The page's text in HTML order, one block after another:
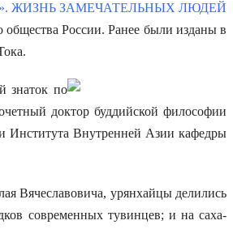
ЖИЗНЬ ЗАМЕЧАТЕЛЬНЫХ ЛЮДЕЙ
общества России. Ранее были изданы в
знаток по
доктор буддийской философии
Института Внутренней Азии кафедры
Вячеславовича, урянхайцы делились
современных тувинцев; и на саха-